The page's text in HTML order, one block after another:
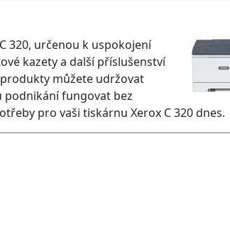
320, určenou k uspokojení
kazety a další příslušenství
můžete udržovat
podnikání fungovat bez
pro vaši tiskárnu Xerox C 320 dnes.